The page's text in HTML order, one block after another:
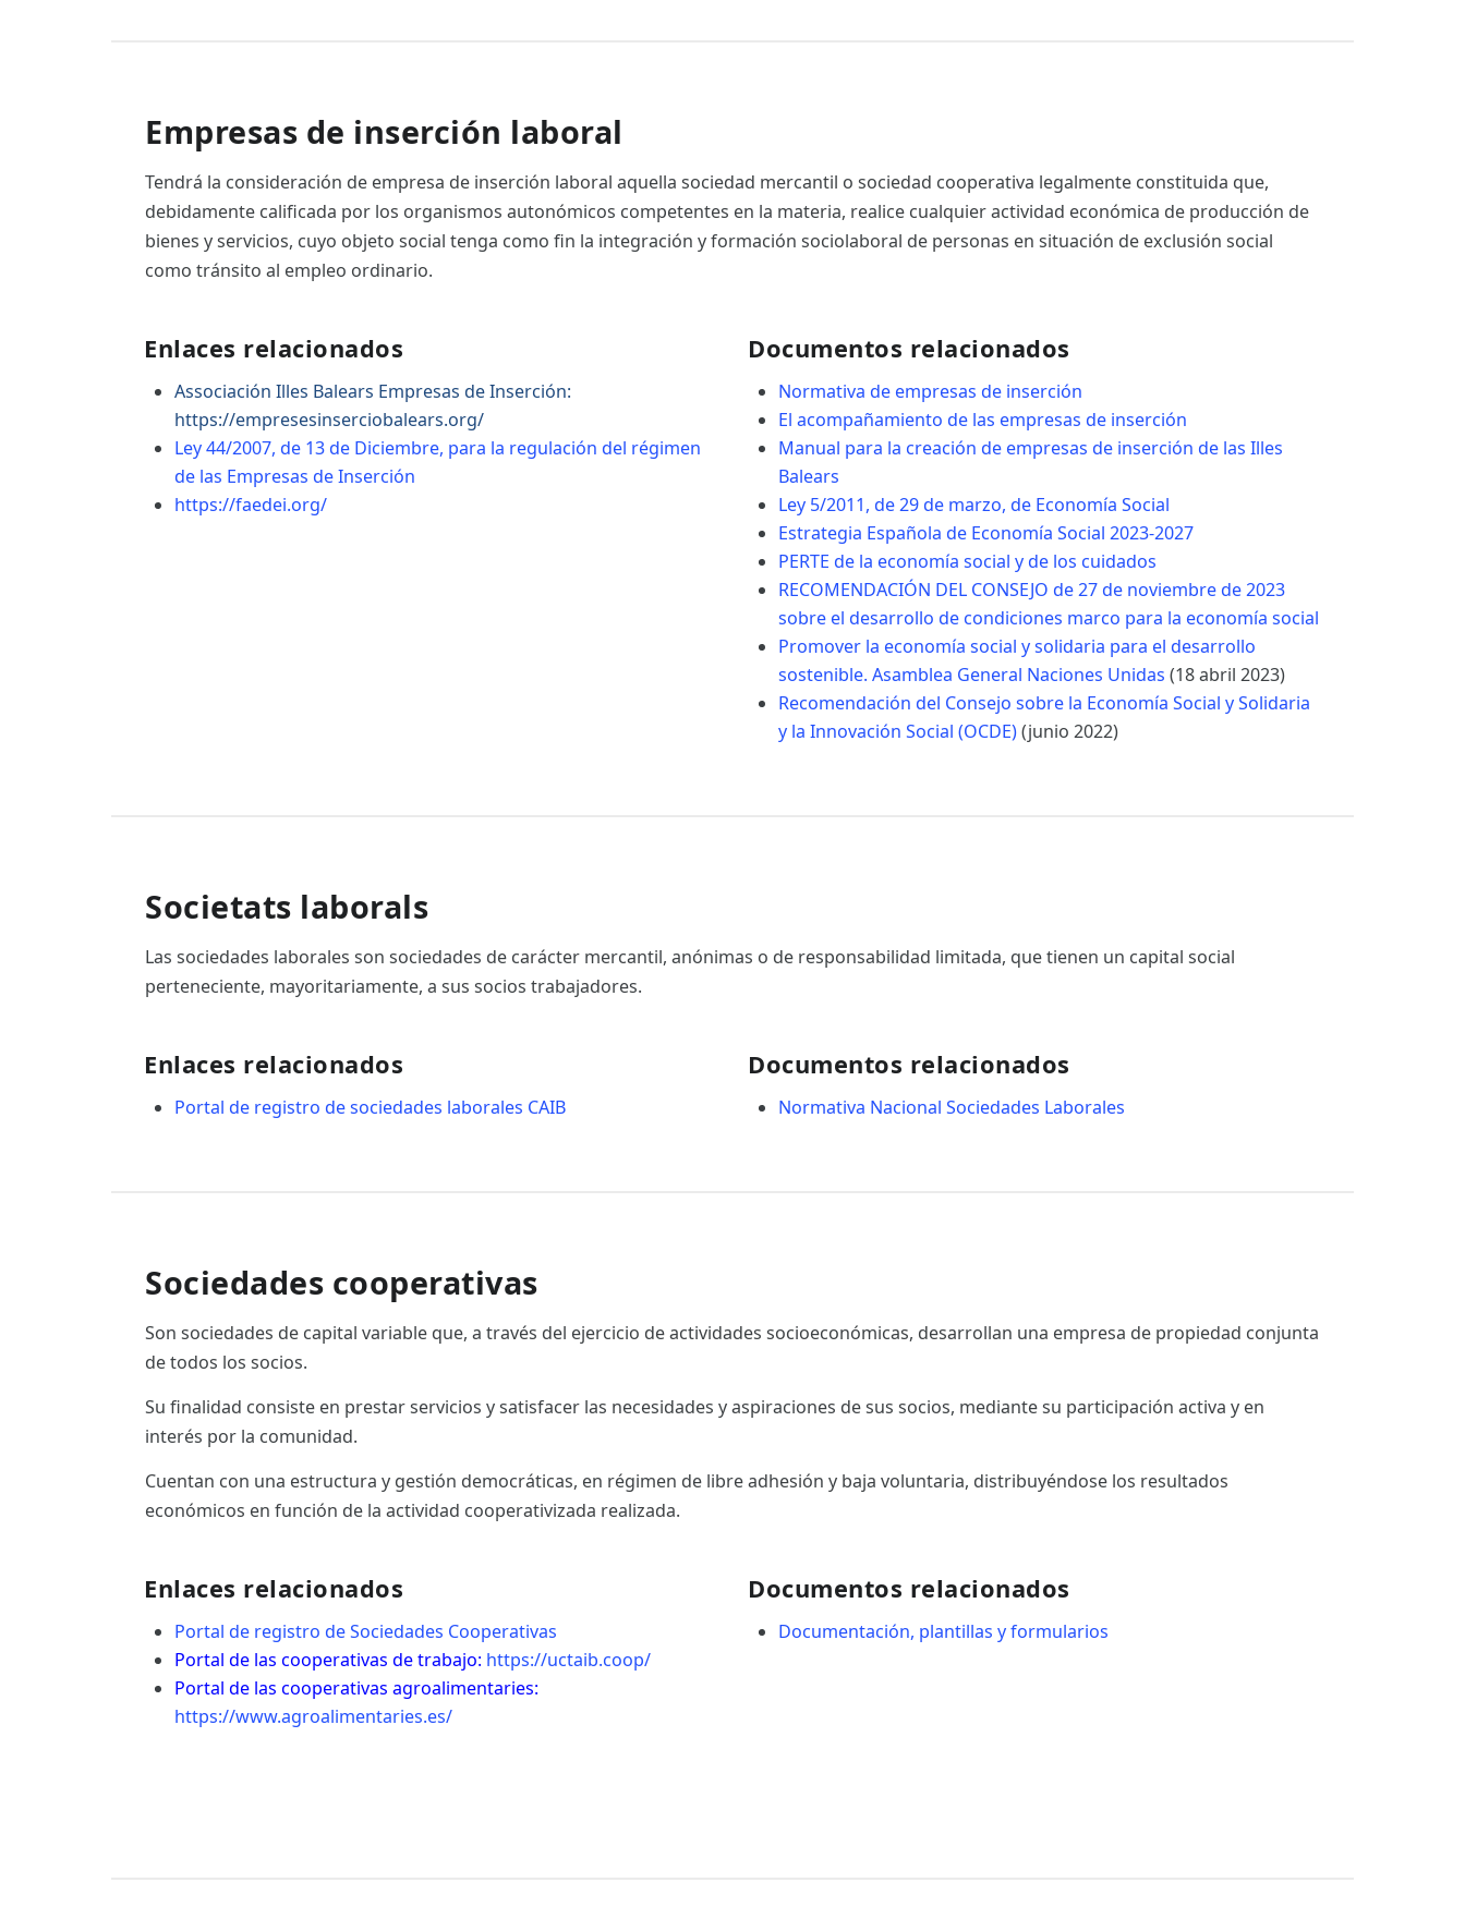
Empresas de inserción laboral
Tendrá la consideración de empresa de inserción laboral aquella sociedad mercantil o sociedad cooperativa legalmente constituida que,
debidamente calificada por los organismos autonómicos competentes en la materia, realice cualquier actividad económica de producción de
bienes y servicios, cuyo objeto social tenga como fin la integración y formación sociolaboral de personas en situación de exclusión social
como tránsito al empleo ordinario.
Enlaces relacionados
Associación Illes Balears Empresas de Inserción:
https://empresesinserciobalears.org/
Ley 44/2007, de 13 de Diciembre, para la regulación del régimen
de las Empresas de Inserción
https://faedei.org/
Documentos relacionados
Normativa de empresas de inserción
El acompañamiento de las empresas de inserción
Manual para la creación de empresas de inserción de las Illes
Balears
Ley 5/2011, de 29 de marzo, de Economía Social
Estrategia Española de Economía Social 2023-2027
PERTE de la economía social y de los cuidados
RECOMENDACIÓN DEL CONSEJO de 27 de noviembre de 2023
sobre el desarrollo de condiciones marco para la economía social
Promover la economía social y solidaria para el desarrollo
sostenible. Asamblea General Naciones Unidas (18 abril 2023)
Recomendación del Consejo sobre la Economía Social y Solidaria
y la Innovación Social (OCDE)(junio 2022)
Societats laborals
Las sociedades laborales son sociedades de carácter mercantil, anónimas o de responsabilidad limitada, que tienen un capital social
perteneciente, mayoritariamente, a sus socios trabajadores.
Enlaces relacionados
Portal de registro de sociedades laborales CAIB
Documentos relacionados
Normativa Nacional Sociedades Laborales
Sociedades cooperativas
Son sociedades de capital variable que, a través del ejercicio de actividades socioeconómicas, desarrollan una empresa de propiedad conjunta
de todos los socios.
Su finalidad consiste en prestar servicios y satisfacer las necesidades y aspiraciones de sus socios, mediante su participación activa y en
interés por la comunidad.
Cuentan con una estructura y gestión democráticas, en régimen de libre adhesión y baja voluntaria, distribuyéndose los resultados
económicos en función de la actividad cooperativizada realizada.
Enlaces relacionados
Portal de registro de Sociedades Cooperativas
Portal de las cooperativas de trabajo: https://uctaib.coop/
Portal de las cooperativas agroalimentaries:
https://www.agroalimentaries.es/
Documentos relacionados
Documentación, plantillas y formularios